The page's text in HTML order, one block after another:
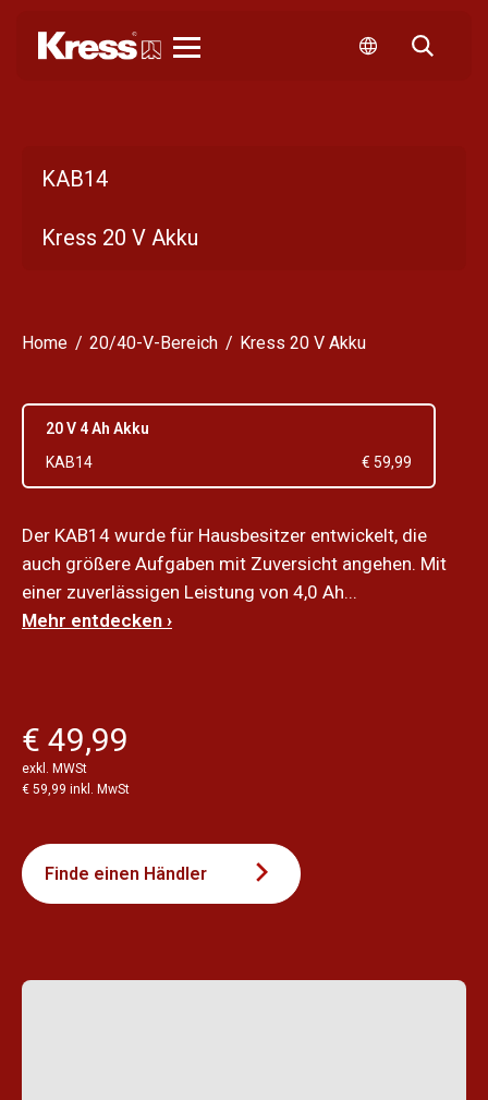
KAB14
Kress 20 V Akku
Home 20/40-V-Bereich Kress 20 V Akku
20 V 4 Ah Akku
KAB14
€ 59,99
Der KAB14 wurde für Hausbesitzer entwickelt, die
auch größere Aufgaben mit Zuversicht angehen. Mit
einer zuverlässigen Leistung von 4,0 Ah...
Mehr entdecken ›
€ 49,99
exkl. MWSt
€ 59,99 inkl. MwSt
Finde einen Händler